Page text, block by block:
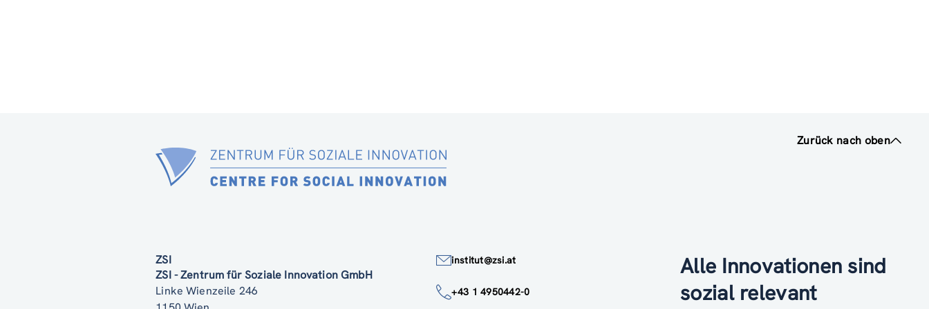
Zurück nach oben
ZSI
ZSI - Zentrum für Soziale Innovation GmbH
Linke Wienzeile 246
institut@zsi.at
+43 1 4950442-0
Alle Innovationen sind
sozial relevant